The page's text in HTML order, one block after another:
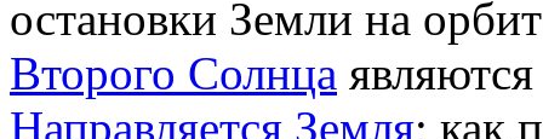
остановки Земли на
Второго Солнца
Направляется Земля; как